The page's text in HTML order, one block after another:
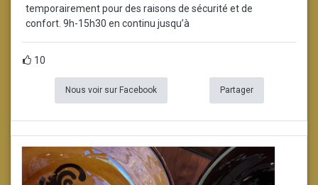
temporairement pour des raisons de sécurité et de
confort. 9h-15h30 en continu jusqu’à
10
Nous voir sur Facebook Partager